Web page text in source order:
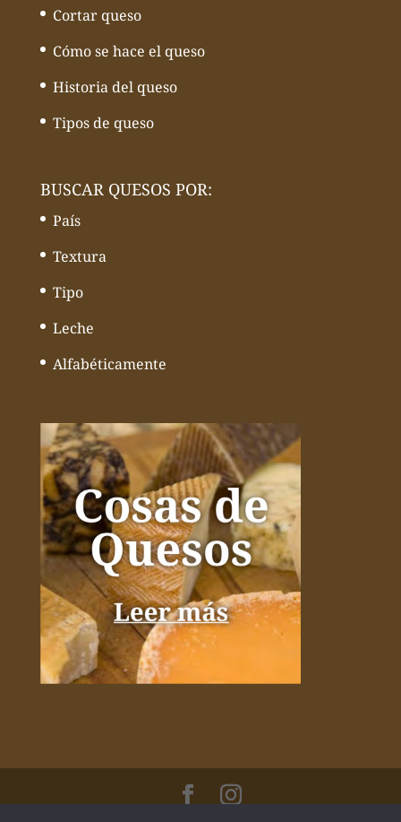
Cortar queso
Cómo se hace el queso
Historia del queso
Tipos de queso
BUSCAR QUESOS POR:
País
Textura
Tipo
Leche
Alfabéticamente